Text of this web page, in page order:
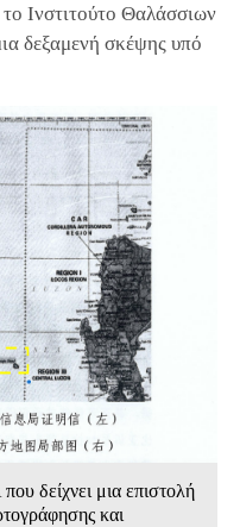
Ινστιτούτο Θαλάσσιων
δεξαμενή σκέψης υπό
δείχνει μια επιστολή
και